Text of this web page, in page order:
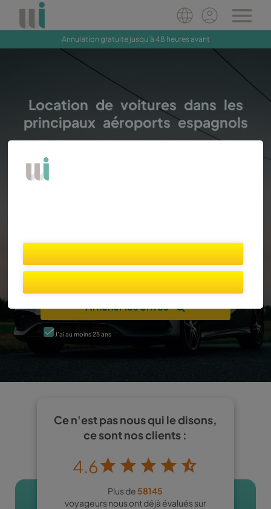
Annulation gratuite jusqu'à 48 heures avant
Réservez maintenant
charge
Afficher les offres
J’ai au moins 25 ans
Location de voitures dans les
principaux aéroports espagnols
Ce n'est pas nous qui le disons,
ce sont nos clients :
4.6
Plus de 58145
voyageurs nous ont déjà évalués sur